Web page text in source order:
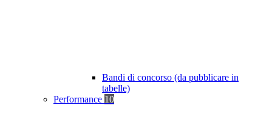
Bandi di concorso (da pubblicare in
tabelle)
Performance 10